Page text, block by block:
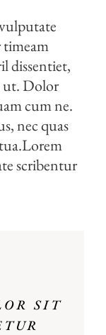
timeam
dissentiet,
ut. Dolor
cum ne.
nec quas
scribentur
SIT